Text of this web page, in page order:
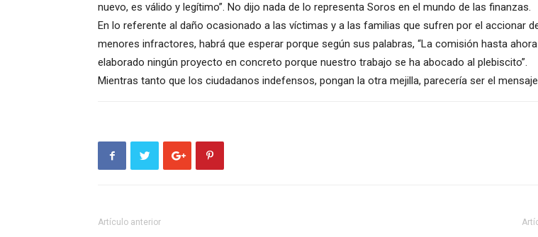
nuevo, es válido y legítimo”. No dijo nada de lo representa Soros en el mundo de las finanzas.
En lo referente al daño ocasionado a las víctimas y a las familias que sufren por el accionar
menores infractores, habrá que esperar porque según sus palabras, “La comisión hasta
elaborado ningún proyecto en concreto porque nuestro trabajo se ha abocado al plebiscito”.
Mientras tanto que los ciudadanos indefensos, pongan la otra mejilla, parecería ser el
Artículo anterior